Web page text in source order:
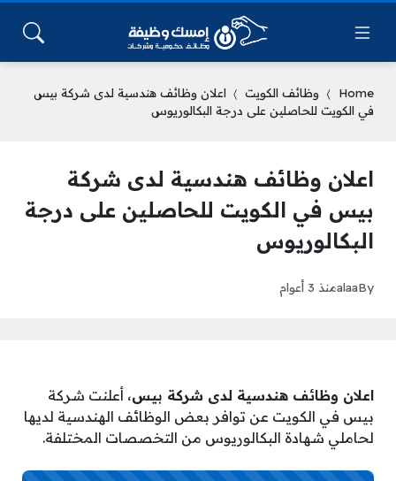
Home وظائف الكويت
اعلان وظائف هندسية لدى شركة بيس
في الكويت للحاصلين على درجة البكالوريوس
اعلان وظائف هندسية لدى شركة
بيس في الكويت للحاصلين على درجة
البكالوريوس
By
alaaمنذ 3 أعوام
اعلان وظائف هندسية لدى شركة بيس، أعلنت شركة
بيس في الكويت عن توافر بعض الوظائف الهندسية لديها
لحاملي شهادة البكالوريوس من التخصصات المختلفة.